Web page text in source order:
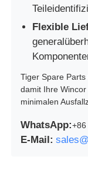
Flexible
Tiger Spare
damit Ihre
minimalen
WhatsApp:+86
E-Mail: